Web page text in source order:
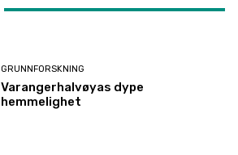
GRUNNFORSKNING
Varangerhalvøyas dype
hemmelighet